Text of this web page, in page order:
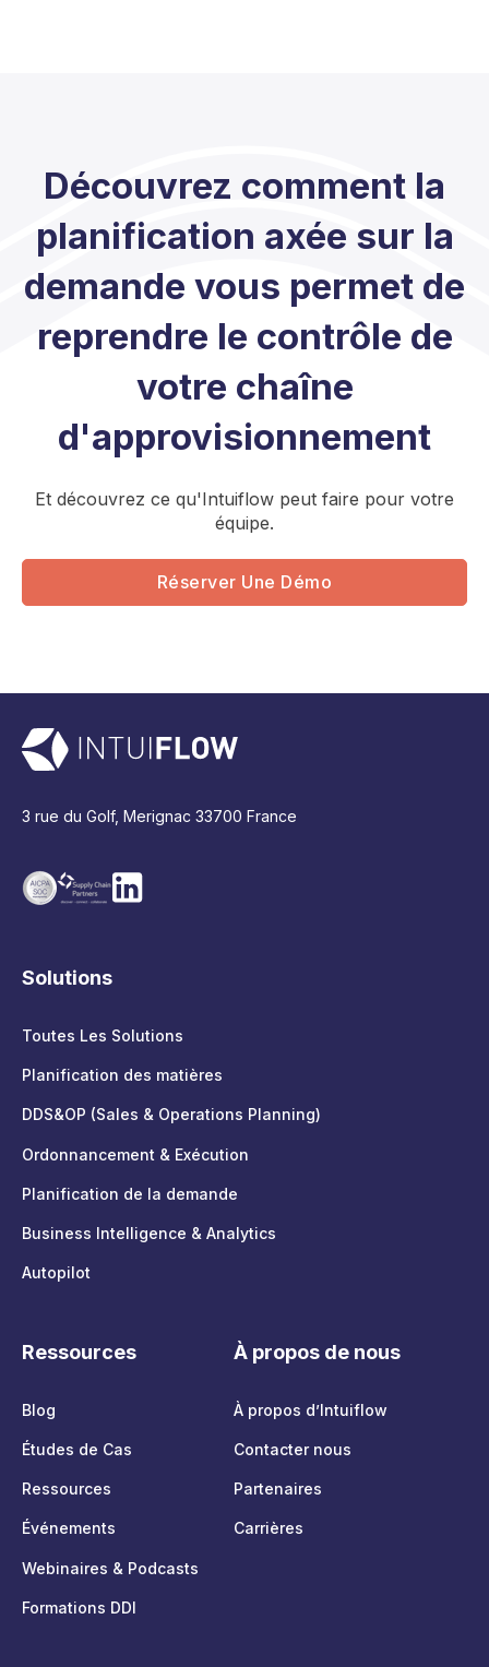
Découvrez comment la
planification axée sur la
demande vous permet de
reprendre le contrôle de
votre chaîne
d'approvisionnement
Et découvrez ce qu'Intuiflow peut faire pour votre
équipe.
Réserver Une Démo
3 rue du Golf, Merignac 33700 France
Solutions
Toutes Les Solutions
Planification des matières
DDS&OP (Sales & Operations Planning)
Ordonnancement & Exécution
Planification de la demande
Business Intelligence & Analytics
Autopilot
Ressources
Blog
Études de Cas
Ressources
Événements
Webinaires & Podcasts
Formations DDI
À propos de nous
À propos d’Intuiflow
Contacter nous
Partenaires
Carrières